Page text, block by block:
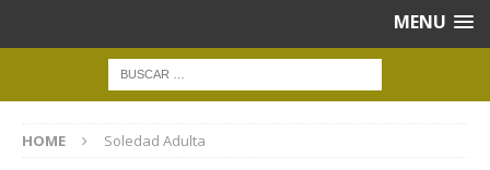
MENU
HOME Soledad Adulta